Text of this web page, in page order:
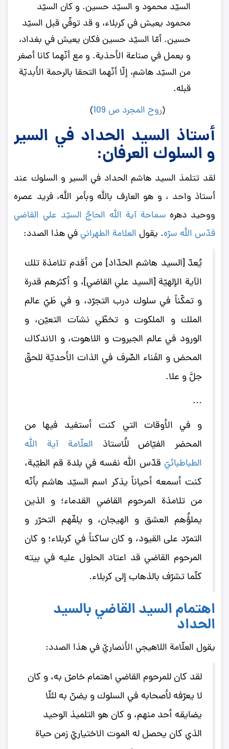
السيّد محمود و السيّد حسين. و كان السيّد
محمود يعيش في كربلاء، و قد توفّي قبل السيّد
حسين. أمّا السيّد حسين فكان يعيش في بغداد،
و يعمل في صناعة الأحذية. و مع أنّهما كانا أصغر
من السيّد هاشم، إلّا أنّهما التحقا بالرحمة الأبديّة
قبله.
(روح المجرد ص 109 )
أستاذ السيد الحداد في السير
و السلوك العرفان:
لقد تتلمذ السيد هاشم الحداد في السير و السلوك عند
أستاذ واحد ، و هو العارف بالله وبأمر الله، فريد عصره
ووحيد دهره سماحة آیة ‌الله الحاجّ السیّد علي القاضي
قدّس الله سرّه. يقول العلامة الطهراني في هذا الصدد:
يُعدّ [السيد هاشم الحدّاد] من أقدم تلامذة تلك
الآية الإلهيّة [السيد علي القاضي]، و أكثرهم قدرة
و تمكّناً في سلوك درب التجرّد، و في طَيّ عالم
الملك و الملكوت و تخطّي نشآت التعيّن، و
الورود في عالم الجبروت و اللاهوت، و الاندكاك
المحض و الفَناء الصِّرف في الذات الأحديّة للحقّ
جلَّ و علا.
...
و في الأوقات التي كنت أستفيد فيها من
المحضر الفيّاض للُاستاذ العلّامة آية الله
الطباطبائيّ قدّس الله نفسه في بلدة قم الطيّبة،
كنت أسمعه أحياناً يذكر اسم السيّد هاشم بأنّه
من تلامذة المرحوم القاضي القدماء؛ و الذين
يملؤُهم العشق و الهيجان، و يلفّهم التحرّر و
التمرّد على القيود، و كان ساكناً في كربلاء؛ و كان
المرحوم القاضي قد اعتاد الحلول عليه في بيته
كلّما تشرّف بالذهاب إلى كربلاء.
اهتمام السيد القاضي بالسيد
الحداد
يقول العلّامة اللاهيجي الأنصاريّ في هذا الصدد:
لقد كان للمرحوم القاضي اهتمام خاصّ به، و كان
لا يعرّفه لأصحابه في السلوك و يضنّ به لئلّا
يضايقه أحد منهم، و كان هو التلميذ الوحيد
الذي كان يحصل له الموت الاختياريّ زمن حياة